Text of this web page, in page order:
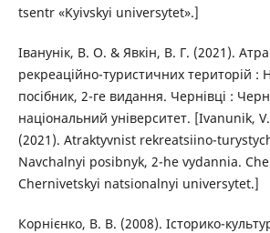
tsentr «Kyivskyi universytet».]
Іванунік, В. О. & Явкін, В. Г. (2021).
рекреаційно-туристичних територій :
посібник, 2-ге видання. Чернівці :
національний університет. [Ivanunik,
(2021). Atraktyvnist rekreatsiino-
Navchalnyi posibnyk, 2-he vydannia.
Chernivetskyi natsionalnyi universytet.]
Корнієнко, В. В. (2008). Історико-